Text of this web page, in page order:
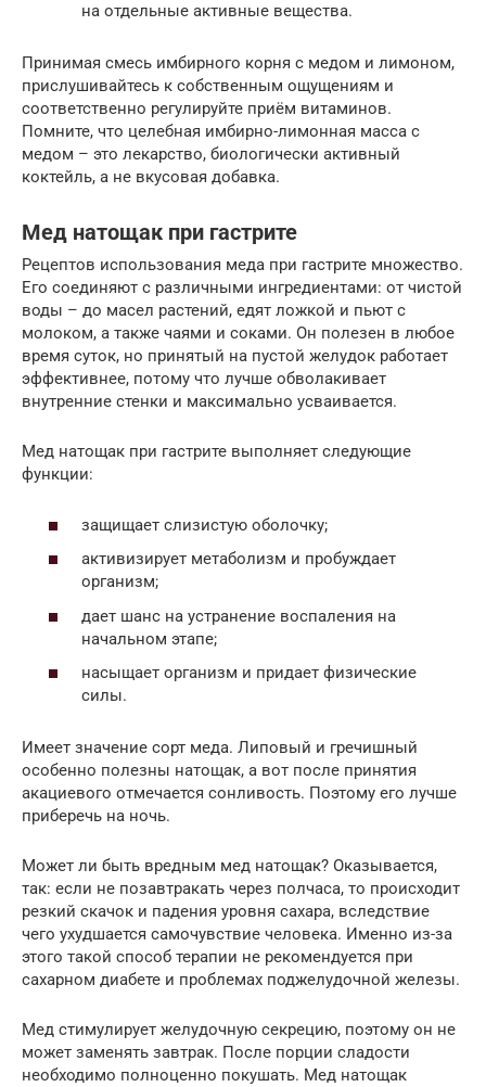
на отдельные активные вещества.
Принимая смесь имбирного корня с медом и лимоном,
прислушивайтесь к собственным ощущениям и
соответственно регулируйте приём витаминов.
Помните, что целебная имбирно-лимонная масса с
медом – это лекарство, биологически активный
коктейль, а не вкусовая добавка.
Мед натощак при гастрите
Рецептов использования меда при гастрите множество.
Его соединяют с различными ингредиентами: от чистой
воды – до масел растений, едят ложкой и пьют с
молоком, а также чаями и соками. Он полезен в любое
время суток, но принятый на пустой желудок работает
эффективнее, потому что лучше обволакивает
внутренние стенки и максимально усваивается.
Мед натощак при гастрите выполняет следующие
функции:
защищает слизистую оболочку;
активизирует метаболизм и пробуждает
организм;
дает шанс на устранение воспаления на
начальном этапе;
насыщает организм и придает физические
силы.
Имеет значение сорт меда. Липовый и гречишный
особенно полезны натощак, а вот после принятия
акациевого отмечается сонливость. Поэтому его лучше
приберечь на ночь.
Может ли быть вредным мед натощак? Оказывается,
так: если не позавтракать через полчаса, то происходит
резкий скачок и падения уровня сахара, вследствие
чего ухудшается самочувствие человека. Именно из-за
этого такой способ терапии не рекомендуется при
сахарном диабете и проблемах поджелудочной железы.
Мед стимулирует желудочную секрецию, поэтому он не
может заменять завтрак. После порции сладости
необходимо полноценно покушать. Мед натощак